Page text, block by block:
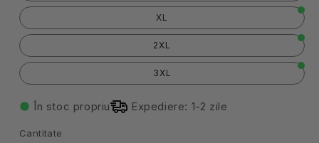
XL
2XL
3XL
În stoc propriu Expediere: 1-2 zile
Cantitate